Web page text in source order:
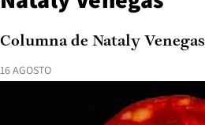
16 AGOSTO
Columna de Nataly